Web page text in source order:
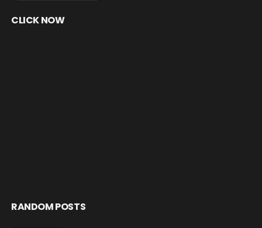
CLICK NOW
RANDOM POSTS